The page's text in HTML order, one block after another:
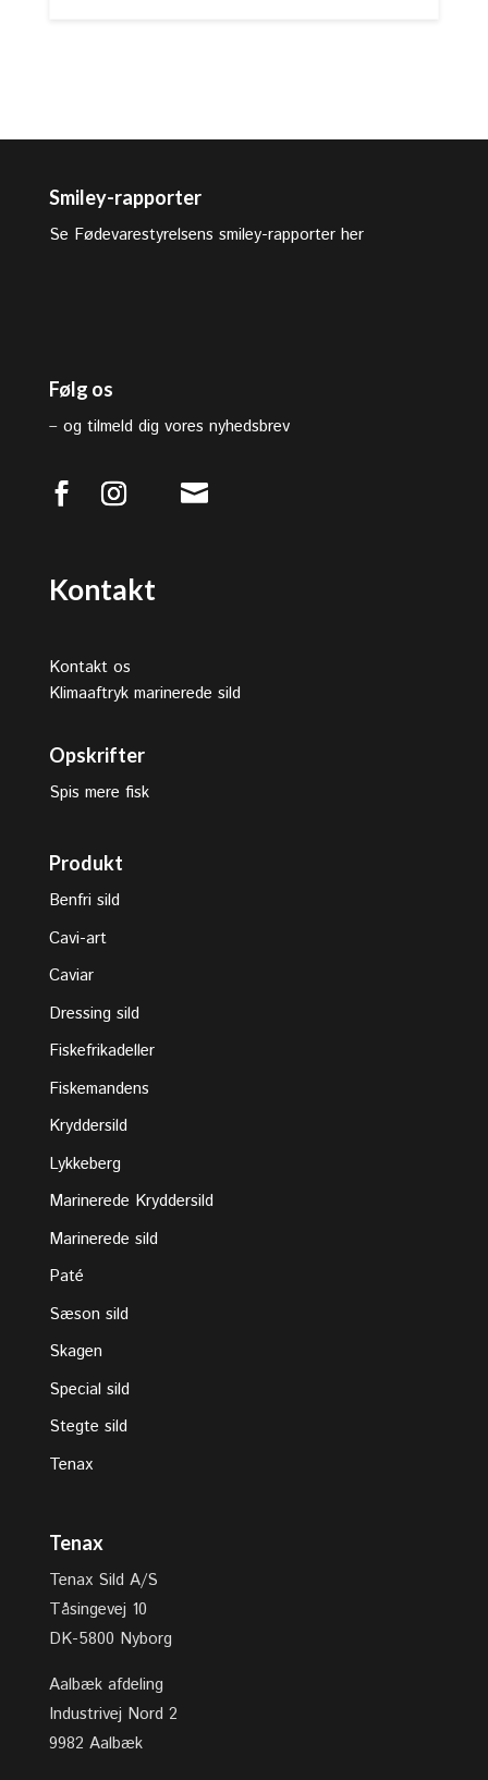
Smiley-rapporter
Se Fødevarestyrelsens smiley-rapporter her
Følg os
– og tilmeld dig vores nyhedsbrev

Kontakt
Kontakt os
Klimaaftryk marinerede sild
Opskrifter
Spis mere fisk
Produkt
Benfri sild
Cavi-art
Caviar
Dressing sild
Fiskefrikadeller
Fiskemandens
Kryddersild
Lykkeberg
Marinerede Kryddersild
Marinerede sild
Paté
Sæson sild
Skagen
Special sild
Stegte sild
Tenax
Tenax
Tenax Sild A/S
Tåsingevej 10
DK-5800 Nyborg
Aalbæk afdeling
Industrivej Nord 2
9982 Aalbæk